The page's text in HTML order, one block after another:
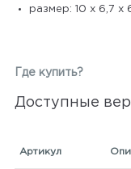
размер: 10 х 6,7 х
Где купить?
Доступные
Артикул